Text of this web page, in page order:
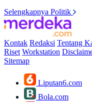
Selengkapnya Politik
Kontak Redaksi Tentang
Riset Workstation
Sitemap
Liputan6.com
Bola.com